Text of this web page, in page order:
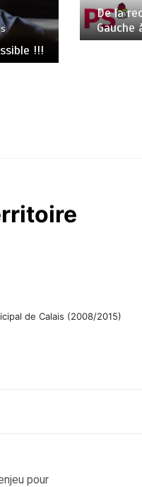
!!!
De la
Gauche
de Calais (2008/2015)
pour